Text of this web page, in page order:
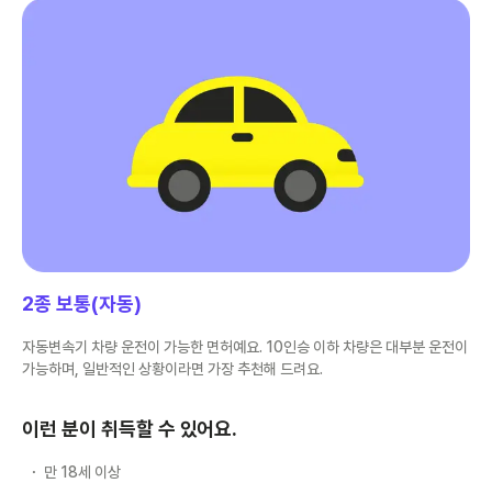
2종 보통(자동)
자동변속기 차량 운전이 가능한 면허예요. 10인승 이하 차량은 대부분 운전이
가능하며, 일반적인 상황이라면 가장 추천해 드려요.
이런 분이 취득할 수 있어요.
만 18세 이상